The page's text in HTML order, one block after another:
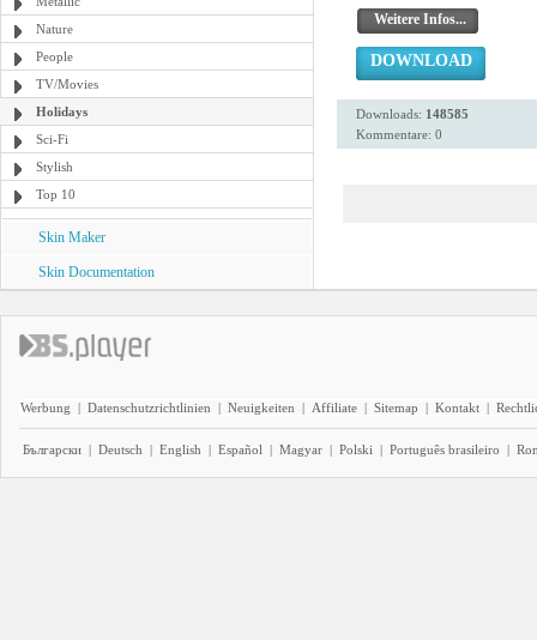
Nature
People
TV/Movies
Holidays
Sci-Fi
Stylish
Top 10
Skin Maker
Skin Documentation
Weitere Infos...
DOWNLOAD
Downloads: 148585
Kommentare: 0
Werbung | Datenschutzrichtlinien | Neuigkeiten | Affiliate | Sitemap | Kontakt |
Български | Deutsch | English | Español | Magyar | Polski | Português brasileiro |